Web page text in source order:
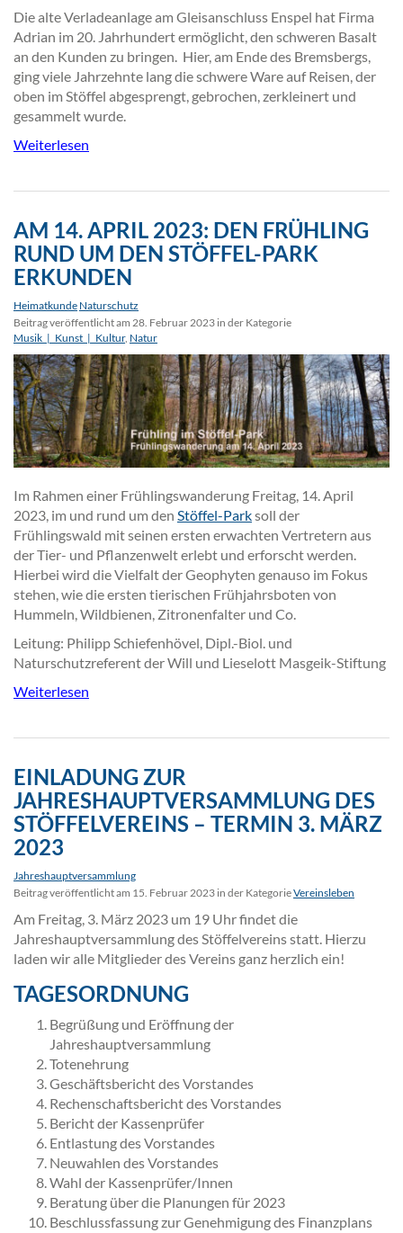
Die alte Verladeanlage am Gleisanschluss Enspel hat Firma
Adrian im 20. Jahrhundert ermöglicht, den schweren Basalt
an den Kunden zu bringen. Hier, am Ende des Bremsbergs,
ging viele Jahrzehnte lang die schwere Ware auf Reisen, der
oben im Stöffel abgesprengt, gebrochen, zerkleinert und
gesammelt wurde.
Weiterlesen
AM 14. APRIL 2023: DEN FRÜHLING
RUND UM DEN STÖFFEL-PARK
ERKUNDEN
Heimatkunde Naturschutz
Beitrag veröffentlicht am 28. Februar 2023 in der Kategorie
Musik_|_Kunst_|_Kultur, Natur
Im Rahmen einer Frühlingswanderung Freitag, 14. April
2023, im und rund um den Stöffel-Parksoll der
Frühlingswald mit seinen ersten erwachten Vertretern aus
der Tier- und Pflanzenwelt erlebt und erforscht werden.
Hierbei wird die Vielfalt der Geophyten genauso im Fokus
stehen, wie die ersten tierischen Frühjahrsboten von
Hummeln, Wildbienen, Zitronenfalter und Co.
Leitung: Philipp Schiefenhövel, Dipl.-Biol. und
Naturschutzreferent der Will und Lieselott Masgeik-Stiftung
Weiterlesen
EINLADUNG ZUR
JAHRESHAUPTVERSAMMLUNG DES
STÖFFELVEREINS – TERMIN 3. MÄRZ
2023
Jahreshauptversammlung
Beitrag veröffentlicht am 15. Februar 2023 in der KategorieVereinsleben
Am Freitag, 3. März 2023 um 19 Uhr findet die
Jahreshauptversammlung des Stöffelvereins statt. Hierzu
laden wir alle Mitglieder des Vereins ganz herzlich ein!
TAGESORDNUNG
Begrüßung und Eröffnung der
Jahreshauptversammlung
Totenehrung
Geschäftsbericht des Vorstandes
Rechenschaftsbericht des Vorstandes
Bericht der Kassenprüfer
Entlastung des Vorstandes
Neuwahlen des Vorstandes
Wahl der Kassenprüfer/Innen
Beratung über die Planungen für 2023
Beschlussfassung zur Genehmigung des Finanzplans